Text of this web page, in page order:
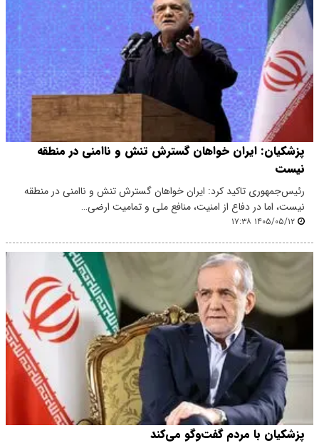
پزشکیان: ایران خواهان گسترش تنش و ناامنی در منطقه
نیست
رئیس‌جمهوری تاکید کرد: ایران خواهان گسترش تنش و ناامنی در منطقه
نیست، اما در دفاع از امنیت، منافع ملی و تمامیت ارضی…
۱۴۰۵/۰۵/۱۲ ۱۷:۳۸
پزشکیان با مردم گفت‌وگو می‌کند